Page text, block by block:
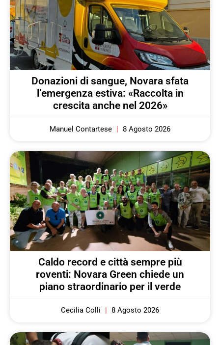
Donazioni di sangue, Novara sfata
l’emergenza estiva: «Raccolta in
crescita anche nel 2026»
Manuel Contartese 8 Agosto 2026
Caldo record e città sempre più
roventi: Novara Green chiede un
piano straordinario per il verde
Cecilia Colli 8 Agosto 2026